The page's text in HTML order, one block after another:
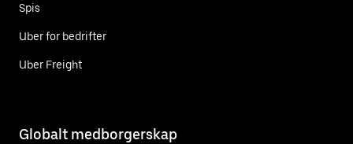
Spis
Uber for bedrifter
Uber Freight
Globalt medborgerskap